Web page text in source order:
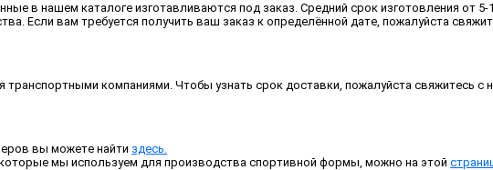
в нашем каталоге изготавливаются под заказ. Средний срок изготовления от
Если вам требуется получить ваш заказ к определённой дате, пожалуйста
транспортными компаниями. Чтобы узнать срок доставки, пожалуйста свяжитесь
вы можете найти здесь.
мы используем для производства спортивной формы, можно на этой